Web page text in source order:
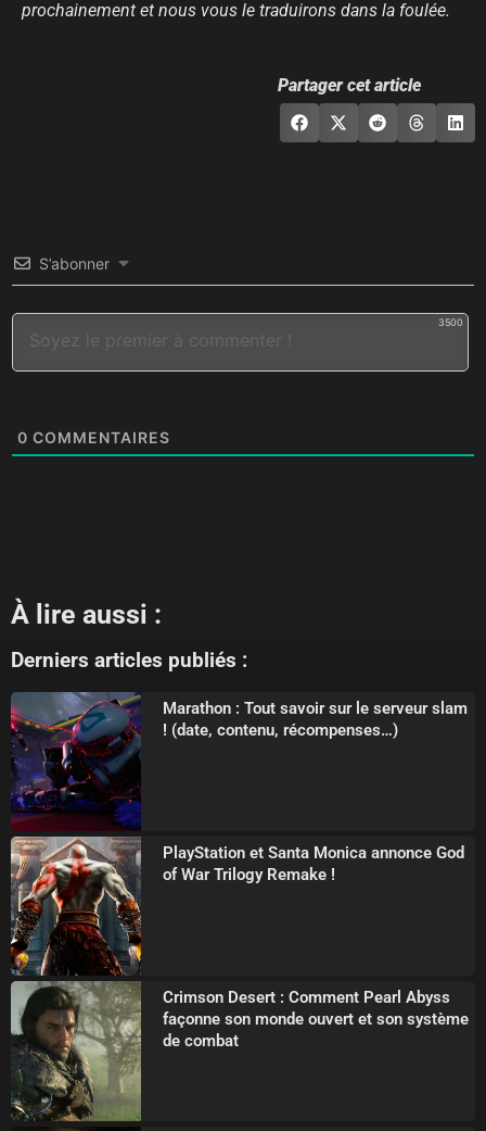
prochainement et nous vous le traduirons dans la foulée.
Partager cet article
S’abonner
3500
0 COMMENTAIRES
À lire aussi :
Derniers articles publiés :
Marathon : Tout savoir sur le serveur slam
! (date, contenu, récompenses…)
PlayStation et Santa Monica annonce God
of War Trilogy Remake !
Crimson Desert : Comment Pearl Abyss
façonne son monde ouvert et son système
de combat